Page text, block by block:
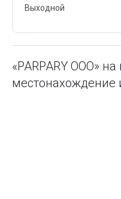
Выходной
«PARPARY ООО»
местонахождение